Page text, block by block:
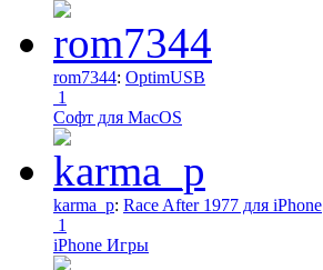
rom7344: OptimUSB
1
Софт для MacOS
karma_p: Race After 1977 для iPhone
1
iPhone Игры